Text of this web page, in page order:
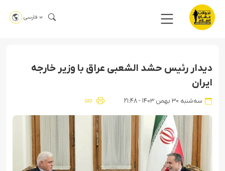
فارسی
دیدار رئیس حشد الشعبی عراق با وزیر خارجه
ایران
سه‌شنبه ۳۰ بهمن ۱۴۰۳ - ۲۱:۴۸